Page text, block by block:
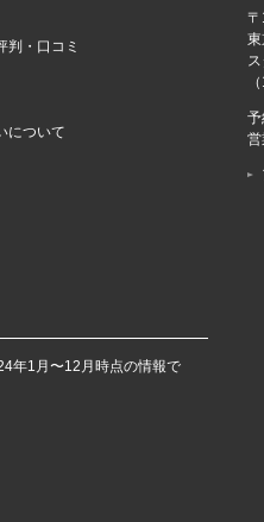
判・口コミ
について
年1月〜12月時点の情報で